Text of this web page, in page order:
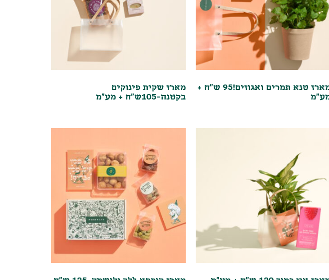
מארז טנא תמרים ואגוזים!95 ש"ח +
מארז שקית פינוקים
בקטנה-105ש"ח + מע"מ